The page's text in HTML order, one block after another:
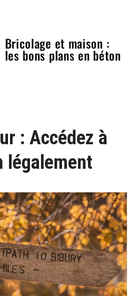
Bricolage et maison :
les bons plans en béton
: Accédez à
légalement